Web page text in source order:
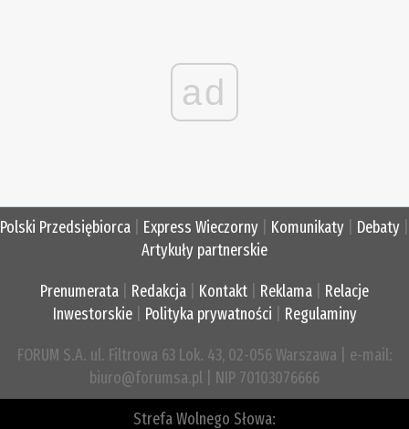
ad
Polski Przedsiębiorca Express Wieczorny Komunikaty Debaty
Artykuły partnerskie
Prenumerata Redakcja Kontakt Reklama
Relacje
Inwestorskie| Polityka prywatności Regulaminy
FORUM S.A. ul. Filtrowa 63 Lok. 43, 02-056 Warszawa | e-mail:
biuro@forumsa.pl | NIP 70103076666
Strefa Wolnego Słowa: